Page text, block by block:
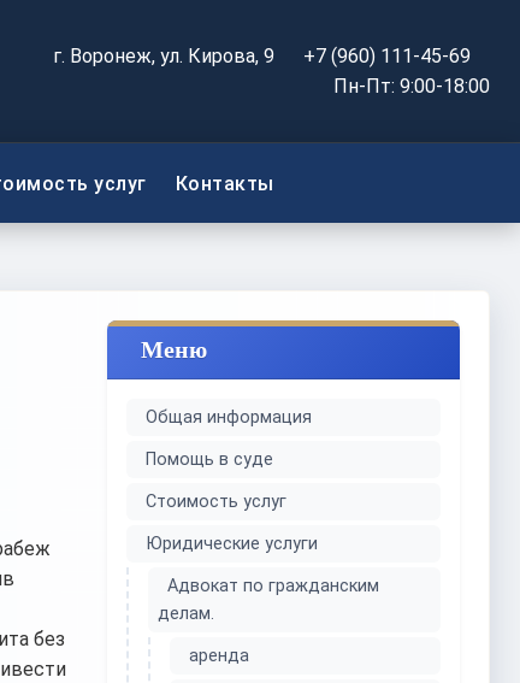
г. Воронеж, ул. Кирова, 9
+7 (960) 111-45-69
Пн-Пт: 9:00-18:00
услуг Контакты
без
Меню
Общая информация
Помощь в суде
Стоимость услуг
Юридические услуги
Адвокат по гражданским
делам.
аренда